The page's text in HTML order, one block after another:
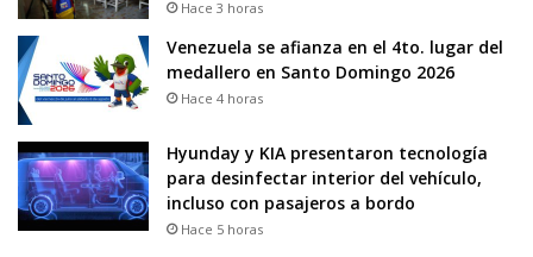
Hace 3 horas
Venezuela se afianza en el 4to. lugar del
medallero en Santo Domingo 2026
Hace 4 horas
Hyunday y KIA presentaron tecnología
para desinfectar interior del vehículo,
incluso con pasajeros a bordo
Hace 5 horas